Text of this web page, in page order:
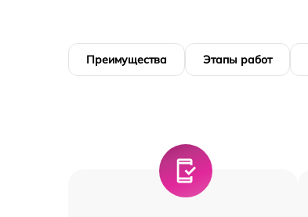
Преимущества Этапы работ